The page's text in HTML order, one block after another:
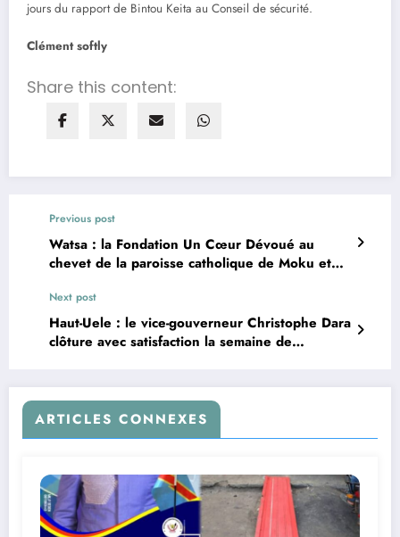
jours du rapport de Bintou Keita au Conseil de sécurité.
Clément softly
Share this content:
Previous post
Watsa : la Fondation Un Cœur Dévoué au
chevet de la paroisse catholique de Moku et
la zone
Next post
Haut-Uele : le vice-gouverneur Christophe Dara
clôture avec satisfaction la semaine de
ARTICLES CONNEXES